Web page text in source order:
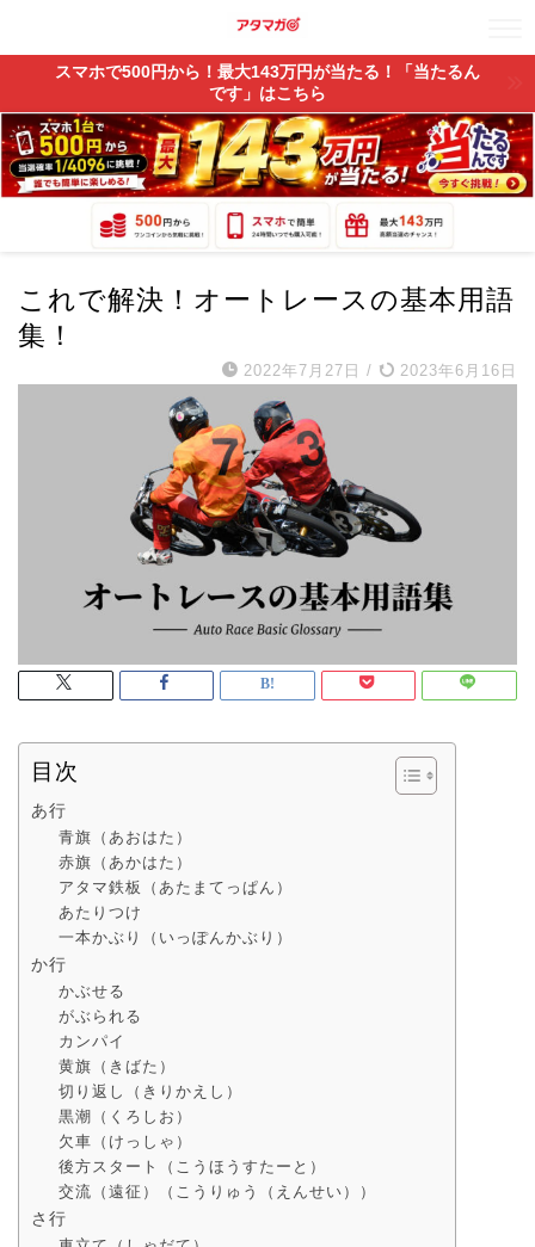
スマホで500円から！最大143万円が当たる！「当たるん
です」はこちら
これで解決！オートレースの基本用語
集！
2022年7月27日 / 2023年6月16日
目次
あ行
青旗（あおはた）
赤旗（あかはた）
アタマ鉄板（あたまてっぱん）
あたりつけ
一本かぶり（いっぽんかぶり）
か行
かぶせる
がぶられる
カンパイ
黄旗（きばた）
切り返し（きりかえし）
黒潮（くろしお）
欠車（けっしゃ）
後方スタート（こうほうすたーと）
交流（遠征）（こうりゅう（えんせい））
さ行